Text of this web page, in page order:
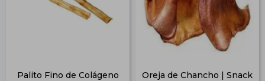
Palito Fino de Colágeno
Oreja de Chancho | Snack